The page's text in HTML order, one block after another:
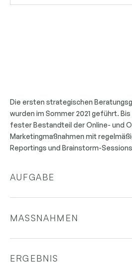
Die ersten strategischen
wurden im Sommer 2021 geführt.
fester Bestandteil der Online- und
Marketingmaßnahmen mit
Reportings und Brainstorm-
AUFGABE
MASSNAHMEN
ERGEBNIS